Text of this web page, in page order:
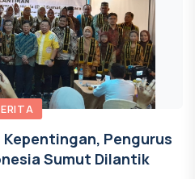
Pengurus
Sumut Dilantik